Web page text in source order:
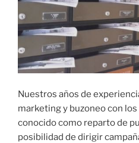
Nuestros años de
marketing y buzoneo con
conocido como reparto de
posibilidad de dirigir